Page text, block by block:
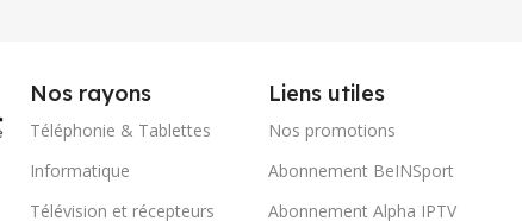
Nos rayons
Téléphonie & Tablettes
Informatique
Télévision et récepteurs
Liens utiles
Nos promotions
Abonnement BeINSport
Abonnement Alpha IPTV